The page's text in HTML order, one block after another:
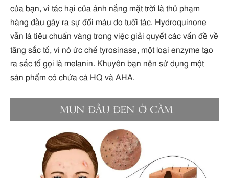
của bạn, vì tác hại của ánh nắng mặt trời là thủ phạm
hàng đầu gây ra sự đổi màu do tuổi tác. Hydroquinone
vẫn là tiêu chuẩn vàng trong việc giải quyết các vấn đề về
tăng sắc tố, vì nó ức chế tyrosinase, một loại enzyme tạo
ra sắc tố gọi là melanin. Khuyên bạn nên sử dụng một
sản phẩm có chứa cả HQ và AHA.